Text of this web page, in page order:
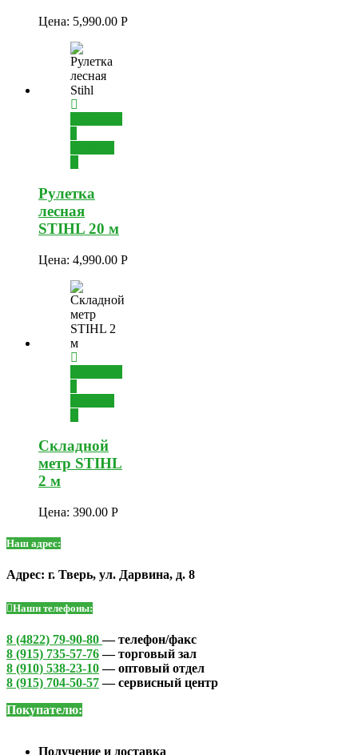
Цена: 5,990.00 Р
Рулетка
лесная
STIHL 20 м
Цена: 4,990.00 Р
Складной
метр STIHL
2 м
Цена: 390.00 Р
Наш адрес:
Адрес: г. Тверь, ул. Дарвина, д. 8
Наши телефоны:
8 (4822) 79-90-80— телефон/факс
8 (915) 735-57-76— торговый зал
8 (910) 538-23-10— оптовый отдел
8 (915) 704-50-57— сервисный центр
Покупателю:
Получение и доставка